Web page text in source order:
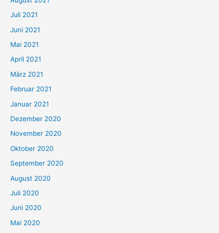
n
a
c
h
:
Juli 2021
Juni 2021
Mai 2021
April 2021
März 2021
Februar 2021
Januar 2021
Dezember 2020
November 2020
Oktober 2020
September 2020
August 2020
Juli 2020
Juni 2020
Mai 2020